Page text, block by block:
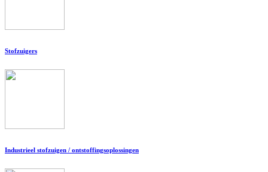
Stofzuigers
Industrieel stofzuigen / ontstoffingsoplossingen